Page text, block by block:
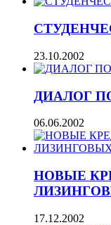
23.10.2002
ДИАЛОГ
06.06.2002
НОВЫЕ
17.12.2002